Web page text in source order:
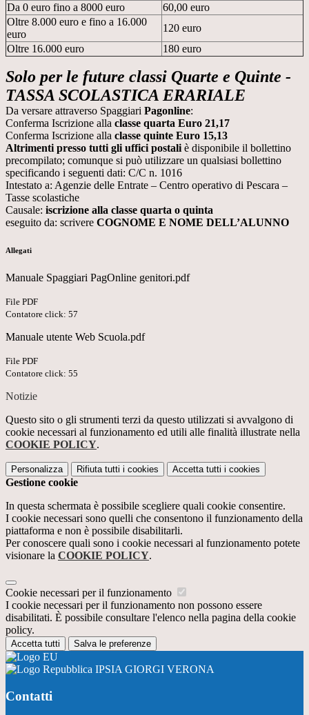
Da 0 euro fino a 8000 euro
60,00 euro
Oltre 8.000 euro e fino a 16.000
euro
120 euro
Oltre 16.000 euro
180 euro
Solo per le future classi Quarte e Quinte -
TASSA SCOLASTICA ERARIALE
Da versare attraverso Spaggiari Pagonline:
Conferma Iscrizione alla classe quarta Euro 21,17
Conferma Iscrizione alla classe quinte Euro 15,13
Altrimenti presso tutti gli uffici postali è disponibile il bollettino
precompilato; comunque si può utilizzare un qualsiasi bollettino
specificando i seguenti dati: C/C n. 1016
Intestato a: Agenzie delle Entrate – Centro operativo di Pescara –
Tasse scolastiche
Causale: iscrizione alla classe quarta o quinta
eseguito da: scrivere COGNOME E NOME DELL’ALUNNO
Allegati
Manuale Spaggiari PagOnline genitori.pdf
File PDF
Contatore click: 57
Manuale utente Web Scuola.pdf
File PDF
Contatore click: 55
Notizie
Questo sito o gli strumenti terzi da questo utilizzati si avvalgono di
cookie necessari al funzionamento ed utili alle finalità illustrate nella
COOKIE POLICY.
Personalizza Rifiuta tutti i cookies Accetta tutti i cookies
Gestione cookie
In questa schermata è possibile scegliere quali cookie consentire.
I cookie necessari sono quelli che consentono il funzionamento della
piattaforma e non è possibile disabilitarli.
Per conoscere quali sono i cookie necessari al funzionamento potete
visionare la COOKIE POLICY.
Cookie necessari per il funzionamento
I cookie necessari per il funzionamento non possono essere
disabilitati. È possibile consultare l'elenco nella pagina della cookie
policy.
Accetta tutti Salva le preferenze
IPSIA GIORGI VERONA
Contatti